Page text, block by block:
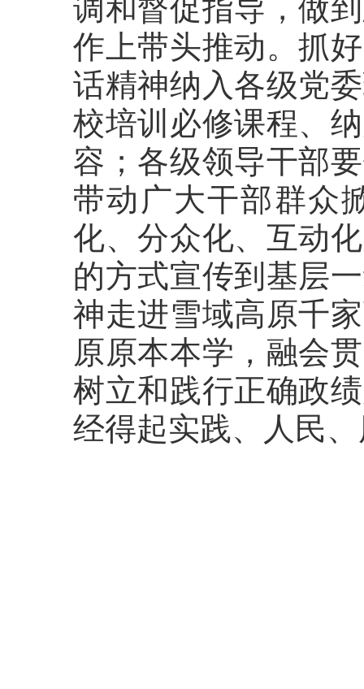
调和督促指导，做
作上带头推动。抓
话精神纳入各级党
校培训必修课程、
容；各级领导干部
带动广大干部群众
化、分众化、互动
的方式宣传到基层
神走进雪域高原千
原原本本学，融会
树立和践行正确政
经得起实践、人民